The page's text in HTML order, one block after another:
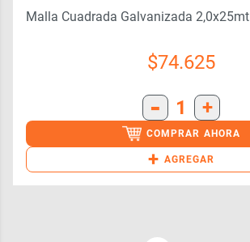
Malla Cuadrada Galvanizada 2,0x25mt
$74.625
- 1 +
COMPRAR AHORA
+ AGREGAR